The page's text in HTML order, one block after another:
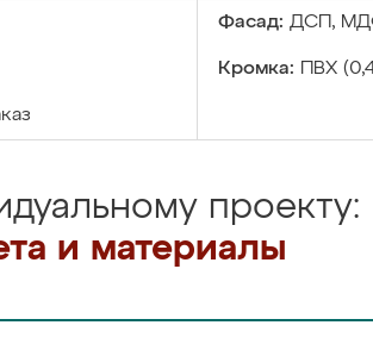
Фасад: ДСП,
Кромка: ПВХ
проекту:
и материалы